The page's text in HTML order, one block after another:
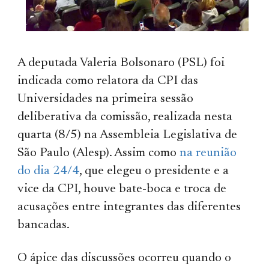
A deputada Valeria Bolsonaro (PSL) foi
indicada como relatora da CPI das
Universidades na primeira sessão
deliberativa da comissão, realizada nesta
quarta (8/5) na Assembleia Legislativa de
São Paulo (Alesp). Assim comona reunião
do dia 24/4, que elegeu o presidente e a
vice da CPI, houve bate-boca e troca de
acusações entre integrantes das diferentes
bancadas.
O ápice das discussões ocorreu quando o